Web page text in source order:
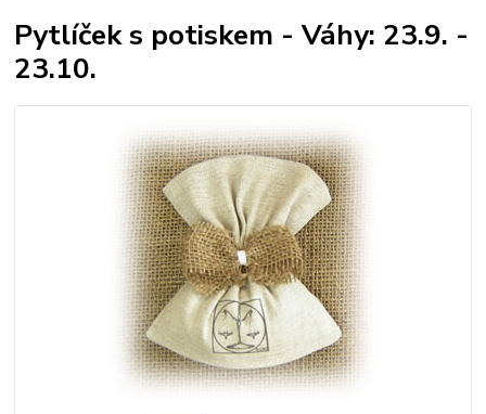
Pytlíček s potiskem - Váhy: 23.9. -
23.10.